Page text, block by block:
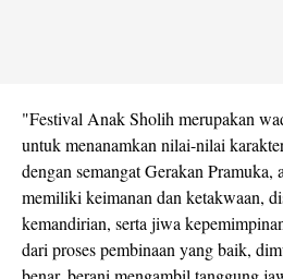
"Festival Anak Sholih merupakan
untuk menanamkan nilai-nilai
dengan semangat Gerakan Pramuka,
memiliki keimanan dan ketakwaan,
kemandirian, serta jiwa
dari proses pembinaan yang baik,